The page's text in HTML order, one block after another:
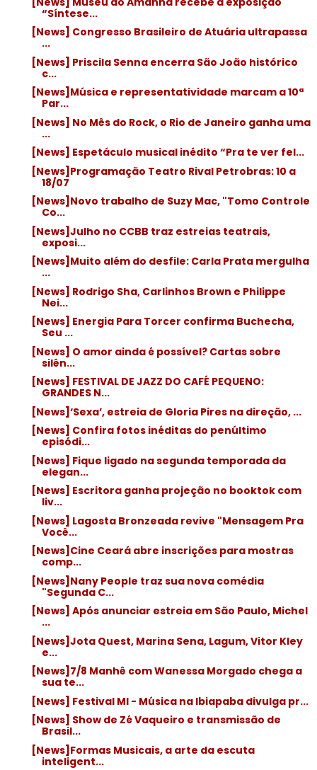
“Síntese...
[News] Congresso Brasileiro de Atuária ultrapassa
...
[News] Priscila Senna encerra São João histórico
c...
[News]Música e representatividade marcam a 10ª
Par...
[News] No Mês do Rock, o Rio de Janeiro ganha uma
...
[News] Espetáculo musical inédito “Pra te ver fel...
[News]Programação Teatro Rival Petrobras: 10 a
18/07
[News]Novo trabalho de Suzy Mac, "Tomo Controle
Co...
[News]Julho no CCBB traz estreias teatrais,
exposi...
[News]Muito além do desfile: Carla Prata mergulha
...
[News] Rodrigo Sha, Carlinhos Brown e Philippe
Nei...
[News] Energia Para Torcer confirma Buchecha,
Seu ...
[News] O amor ainda é possível? Cartas sobre
silên...
[News] FESTIVAL DE JAZZ DO CAFÉ PEQUENO:
GRANDES N...
[News]‘Sexa’, estreia de Gloria Pires na direção, ...
[News] Confira fotos inéditas do penúltimo
episódi...
[News] Fique ligado na segunda temporada da
elegan...
[News] Escritora ganha projeção no booktok com
liv...
[News] Lagosta Bronzeada revive "Mensagem Pra
Você...
[News]Cine Ceará abre inscrições para mostras
comp...
[News]Nany People traz sua nova comédia
"Segunda C...
[News] Após anunciar estreia em São Paulo, Michel
...
[News]Jota Quest, Marina Sena, Lagum, Vitor Kley
e...
[News]7/8 Manhê com Wanessa Morgado chega a
sua te...
[News] Festival MI - Música na Ibiapaba divulga pr...
[News] Show de Zé Vaqueiro e transmissão de
Brasil...
[News]Formas Musicais, a arte da escuta
inteligent...